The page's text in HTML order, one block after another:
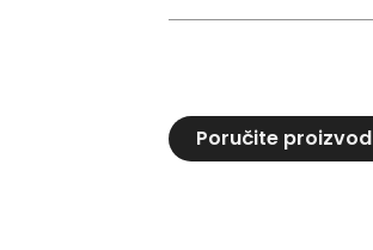
Poručite proizvod